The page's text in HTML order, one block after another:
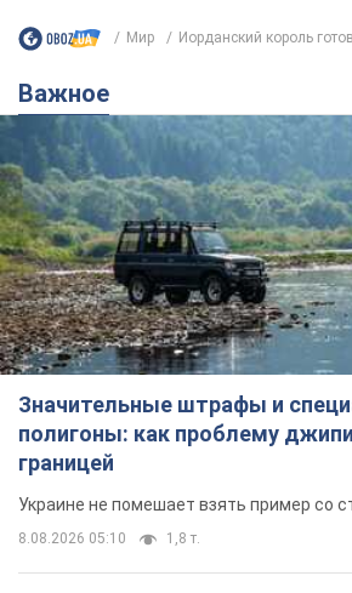
Мир Иорданский король
Важное
Значительные штрафы и
полигоны: как проблему
границей
Украине не помешает взять пример со
8.08.2026 05:10 1,8 т.